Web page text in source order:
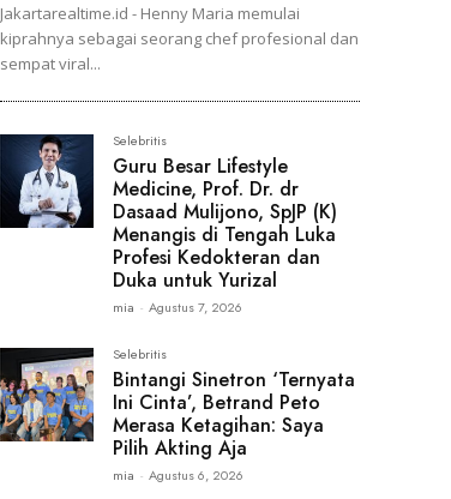
Jakartarealtime.id - Henny Maria memulai
kiprahnya sebagai seorang chef profesional dan
sempat viral...
Selebritis
Guru Besar Lifestyle
Medicine, Prof. Dr. dr
Dasaad Mulijono, SpJP (K)
Menangis di Tengah Luka
Profesi Kedokteran dan
Duka untuk Yurizal
mia - Agustus 7, 2026
Selebritis
Bintangi Sinetron ‘Ternyata
Ini Cinta’, Betrand Peto
Merasa Ketagihan: Saya
Pilih Akting Aja
mia - Agustus 6, 2026